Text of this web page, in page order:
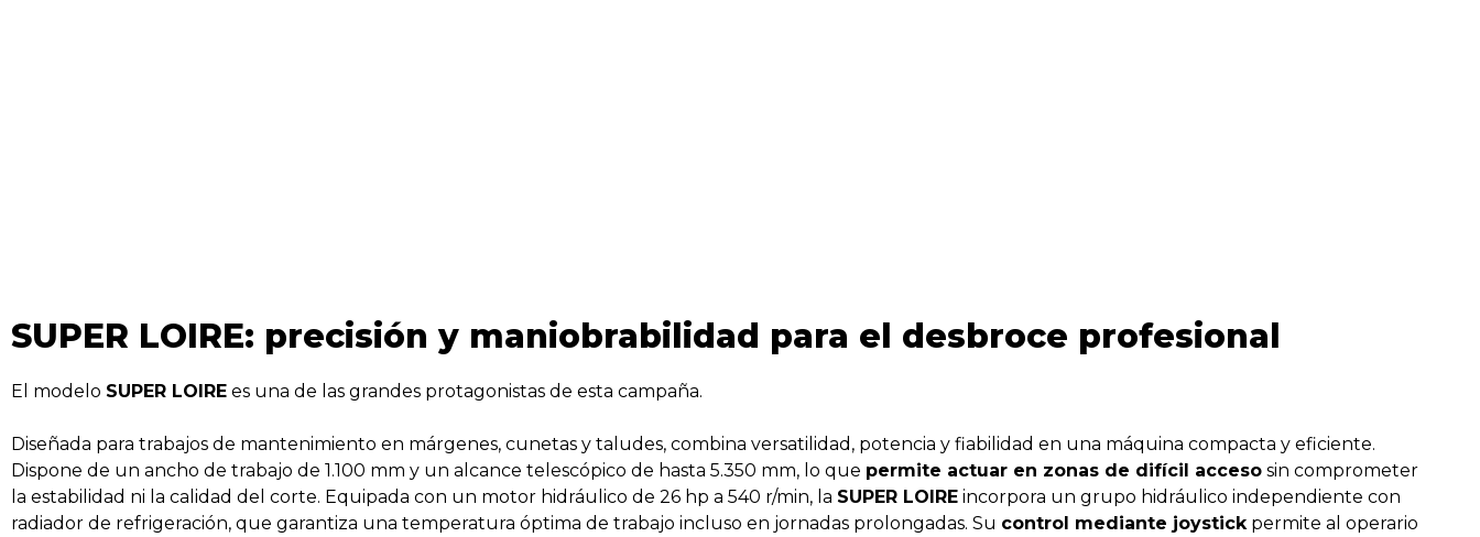
SUPER LOIRE: precisión y maniobrabilidad para el desbroce profesional
El modelo SUPER LOIRE es una de las grandes protagonistas de esta campaña.
Diseñada para trabajos de mantenimiento en márgenes, cunetas y taludes, combina versatilidad, potencia y fiabilidad en una máquina compacta y eficiente.
Dispone de un ancho de trabajo de 1.100 mm y un alcance telescópico de hasta 5.350 mm, lo que permite actuar en zonas de difícil acceso sin comprometer
la estabilidad ni la calidad del corte. Equipada con un motor hidráulico de 26 hp a 540 r/min, la SUPER LOIRE incorpora un grupo hidráulico independiente con
radiador de refrigeración, que garantiza una temperatura óptima de trabajo incluso en jornadas prolongadas. Su control mediante joystickpermite al operario